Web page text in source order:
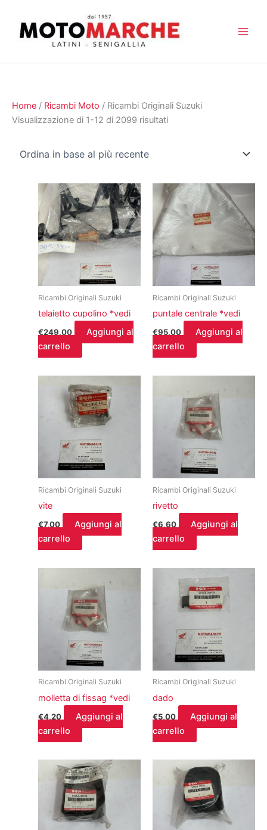
contenuto
Home / Ricambi Moto / Ricambi Originali Suzuki
Visualizzazione di 1-12 di 2099 risultatiOrdina
recente
Ricambi Originali Suzuki
telaietto cupolino *vedi
€249,00
Aggiungi al
carrello
Ricambi Originali Suzuki
puntale centrale *vedi
€95,00
Aggiungi al
carrello
Ricambi Originali Suzuki
vite
€7,00
Aggiungi al
carrello
Ricambi Originali Suzuki
rivetto
€6,60
Aggiungi al
carrello
Ricambi Originali Suzuki
molletta di fissag *vedi
€4,20
Aggiungi al
carrello
Ricambi Originali Suzuki
dado
€5,00
Aggiungi al
carrello